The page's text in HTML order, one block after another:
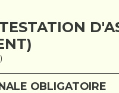
OBLIGATOIRE